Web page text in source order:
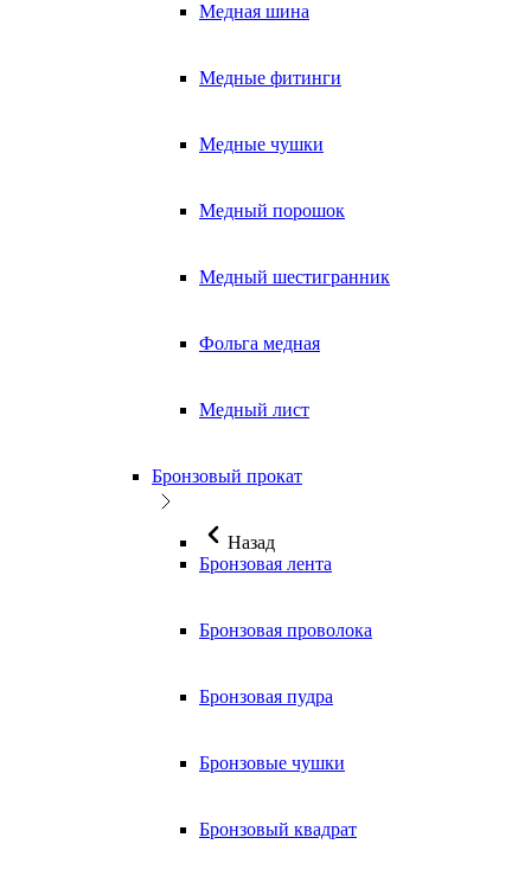
Медная шина
Медные фитинги
Медные чушки
Медный порошок
Медный шестигранник
Фольга медная
Медный лист
Бронзовый прокат
Назад
Бронзовая лента
Бронзовая проволока
Бронзовая пудра
Бронзовые чушки
Бронзовый квадрат